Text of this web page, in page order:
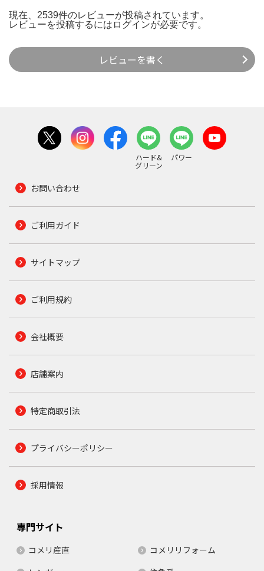
現在、2539件のレビューが投稿されています。
レビューを投稿するには ログインが必要です。
レビューを書く
ハード&
グリーン
パワー
お問い合わせ
ご利用ガイド
サイトマップ
ご利用規約
会社概要
店舗案内
特定商取引法
プライバシーポリシー
採用情報
専門サイト
コメリ産直
コメリリフォーム